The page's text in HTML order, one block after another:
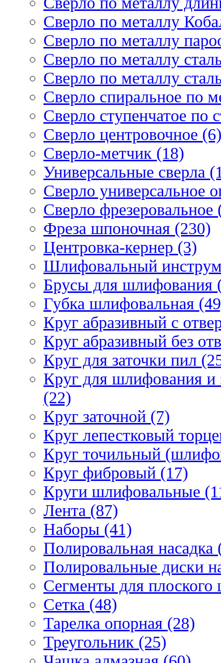
Сверло по металлу
Сверло по металлу
Сверло по металлу
Сверло по металлу
Сверло спиральное по
Сверло ступенчатое по
Сверло центровочное (6)
Сверло-метчик (18)
Универсальные сверла
Сверло универсальное
Сверло фрезеровальное
Фреза шпоночная (230)
Центровка-кернер (3)
Шлифовальный
Брусы для шлифования
Губка шлифовальная
Круг абразивный c
Круг абразивный без
Круг для заточки пил
Круг для шлифования и
(22)
Круг заточной (7)
Круг лепестковый
Круг точильный
Круг фибровый (17)
Круги шлифовальные
Лента (87)
Наборы (41)
Полировальная насадка
Полировальные диски
Сегменты для
Сетка (48)
Тарелка опорная (28)
Треугольник (25)